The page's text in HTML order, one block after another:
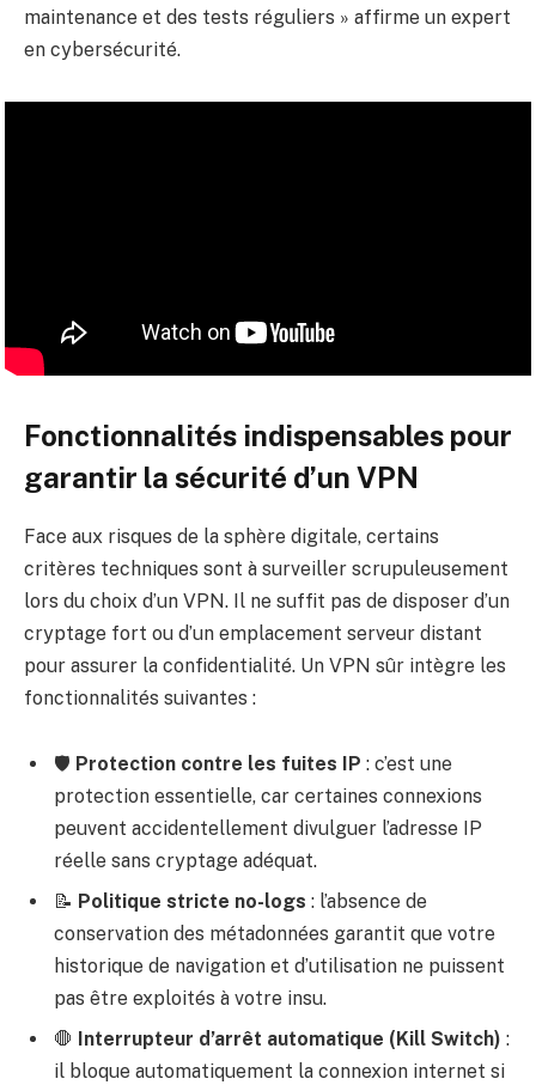
maintenance et des tests réguliers » affirme un expert
en cybersécurité.
Fonctionnalités indispensables pour
garantir la sécurité d’un VPN
Face aux risques de la sphère digitale, certains
critères techniques sont à surveiller scrupuleusement
lors du choix d’un VPN. Il ne suffit pas de disposer d’un
cryptage fort ou d’un emplacement serveur distant
pour assurer la confidentialité. Un VPN sûr intègre les
fonctionnalités suivantes :
🛡️ Protection contre les fuites IP : c’est une
protection essentielle, car certaines connexions
peuvent accidentellement divulguer l’adresse IP
réelle sans cryptage adéquat.
📝 Politique stricte no-logs : l’absence de
conservation des métadonnées garantit que votre
historique de navigation et d’utilisation ne puissent
pas être exploités à votre insu.
🛑
Interrupteur d’arrêt automatique (Kill Switch) :
il bloque automatiquement la connexion internet si